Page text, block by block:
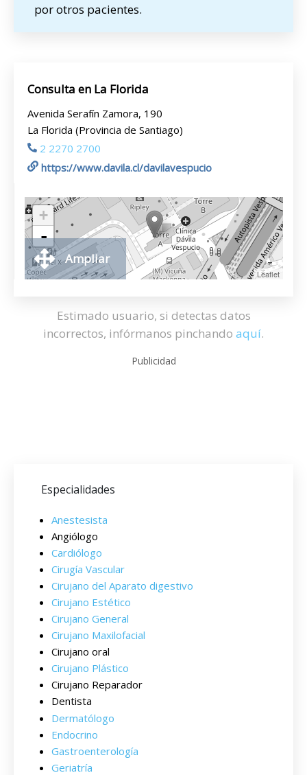
por otros pacientes.
Consulta en La Florida
Avenida Serafín Zamora, 190
La Florida (Provincia de Santiago)
2 2270 2700
https://www.davila.cl/davilavespucio
+
-
Leaflet
Ampliar
Estimado usuario, si detectas datos
incorrectos, infórmanos pinchando aquí.
Publicidad
Especialidades
Anestesista
Angiólogo
Cardiólogo
Cirugía Vascular
Cirujano del Aparato digestivo
Cirujano Estético
Cirujano General
Cirujano Maxilofacial
Cirujano oral
Cirujano Plástico
Cirujano Reparador
Dentista
Dermatólogo
Endocrino
Gastroenterología
Geriatría